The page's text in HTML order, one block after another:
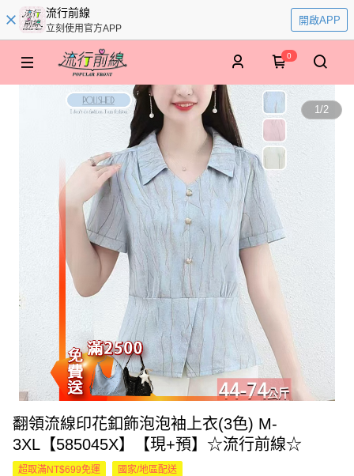
流行前線
立刻使用官方APP
開啟APP
0
1/2
翻領流線印花釦飾泡泡袖上衣(3色) M-
3XL【585045X】【現+預】☆流行前線☆
超取滿NT$699免運 國家/地區配送